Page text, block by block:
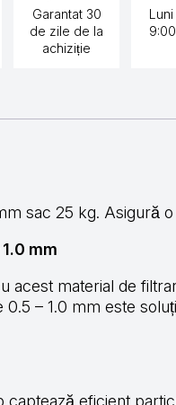
Garantat 30
de zile de la
achiziție
sac 25 kg. Asigură
mm
acest material de
– 1.0 mm este
captează eficient